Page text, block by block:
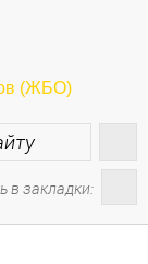
в закладки: